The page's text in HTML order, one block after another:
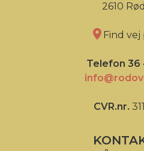
2610
Find
Telefon 36
CVR.nr.